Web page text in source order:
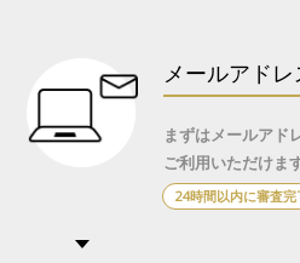
メールアド
まずはメールアド
ご利用いただけます
24時間以内に審査完